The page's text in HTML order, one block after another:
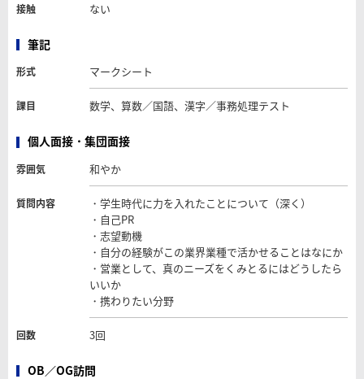
接触 ない
筆記
形式 マークシート
課目 数学、算数／国語、漢字／事務処理テスト
個人面接・集団面接
雰囲気 和やか
質問内容
・学生時代に力を入れたことについて（深く）
・自己PR
・志望動機
・自分の経験がこの業界業種で活かせることはなにか
・営業として、真のニーズをくみとるにはどうしたら
いいか
・携わりたい分野
回数 3回
OB／OG訪問